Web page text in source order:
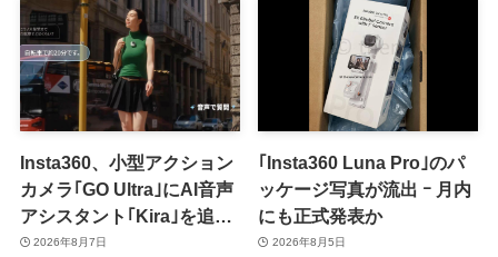
Insta360、小型アクション
カメラ｢GO Ultra｣にAI音声
アシスタント｢Kira｣を追加
ｰ 音声で質問したり、リア
2026年8月7日
｢Insta360 Luna Pro｣のパ
ッケージ写真が流出 ｰ 月内
にも正式発表か
2026年8月5日